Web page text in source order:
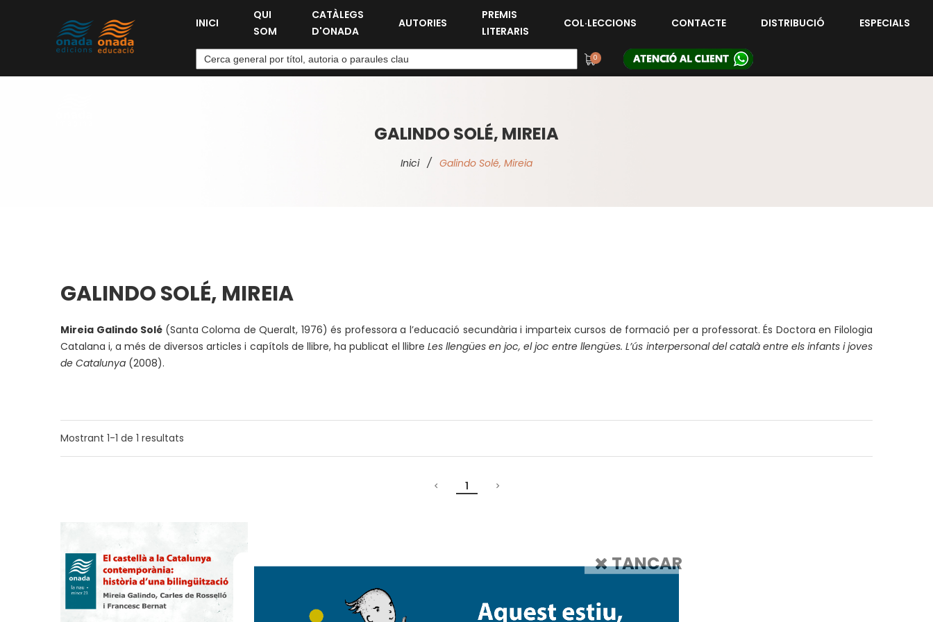
INICI
QUI
SOM
CATÀLEGS
D'ONADA
AUTORIES
PREMIS
LITERARIS
COL·LECCIONS CONTACTE DISTRIBUCIÓ ESPECIALS
0
GALINDO SOLÉ, MIREIA
Inici / Galindo Solé, Mireia
GALINDO SOLÉ, MIREIA
Mireia Galindo Solé (Santa Coloma de Queralt, 1976) és professora a l’educació secundària i imparteix cursos de formació per a professorat. És Doctora en Filologia
Catalana i, a més de diversos articles i capítols de llibre, ha publicat el llibre Les llengües en joc, el joc entre llengües. L’ús interpersonal del català entre els infants i joves
de Catalunya (2008).
Mostrant 1-1 de 1 resultats
1
TANCAR